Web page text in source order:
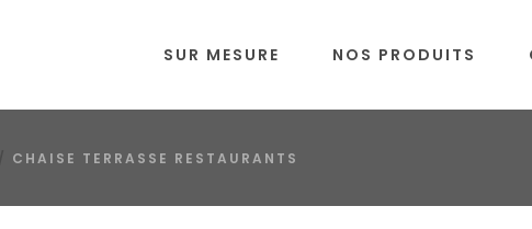
SUR MESURE NOS PRODUITS
CHAISE TERRASSE RESTAURANTS